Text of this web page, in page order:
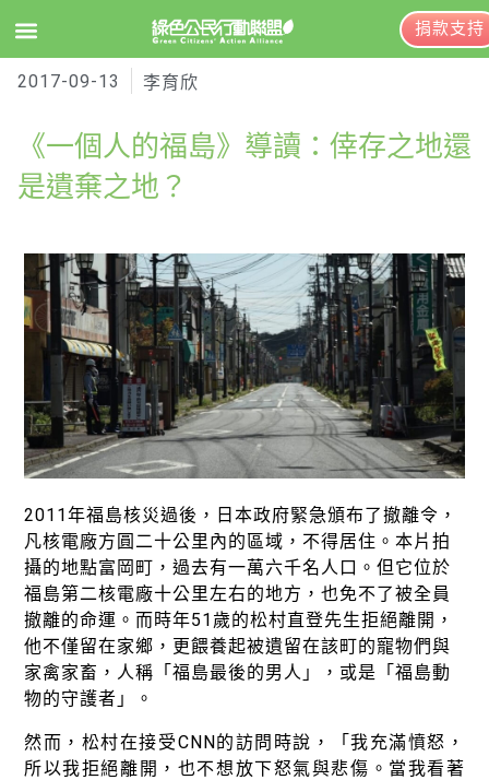
關於綠盟
大事記
綠盟團隊
聯絡資訊
捐款徵信
年度報告與財報
廢除核電
淨零轉型
透明足跡
綠盟觀點
投書及專欄
EN
捐款支持
2017-09-13 李育欣
《一個人的福島》導讀：倖存之地還
是遺棄之地？
2011年福島核災過後，日本政府緊急頒布了撤離令，
凡核電廠方圓二十公里內的區域，不得居住。本片拍
攝的地點富岡町，過去有一萬六千名人口。但它位於
福島第二核電廠十公里左右的地方，也免不了被全員
撤離的命運。而時年51歲的松村直登先生拒絕離開，
他不僅留在家鄉，更餵養起被遺留在該町的寵物們與
家禽家畜，人稱「福島最後的男人」，或是「福島動
物的守護者」。
然而，松村在接受CNN的訪問時說，「我充滿憤怒，
所以我拒絕離開，也不想放下怒氣與悲傷。當我看著